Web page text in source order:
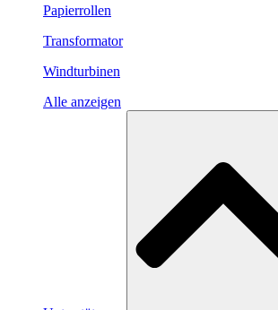
Papierrollen
Transformator
Windturbinen
Alle anzeigen